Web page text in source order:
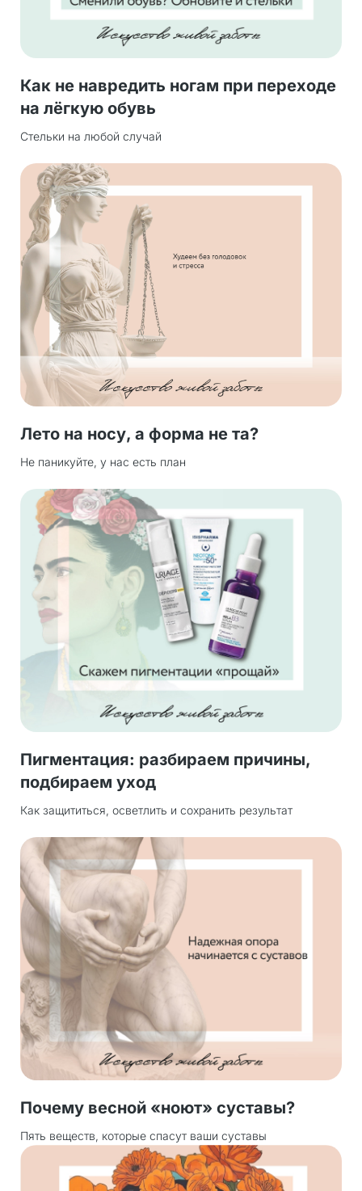
Как не навредить ногам при переходе
на лёгкую обувь
Стельки на любой случай
Лето на носу, а форма не та?
Не паникуйте, у нас есть план
Пигментация: разбираем причины,
подбираем уход
Как защититься, осветлить и сохранить результат
Почему весной «ноют» суставы?
Пять веществ, которые спасут ваши суставы